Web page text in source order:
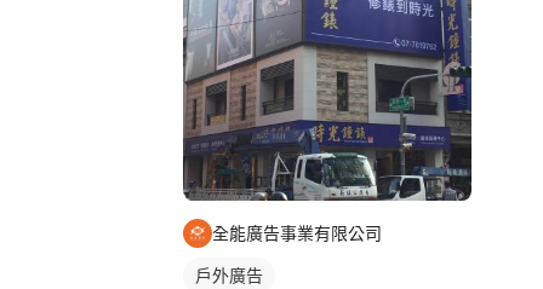
全能廣告事業有限公司
戶外廣告